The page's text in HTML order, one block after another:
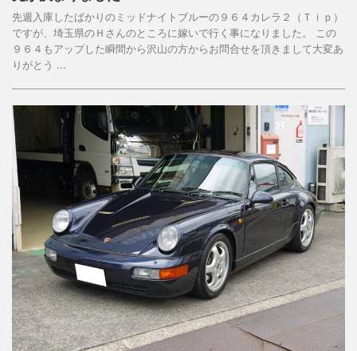
先週入庫したばかりのミッドナイトブルーの９６４カレラ２（Ｔｉｐ）
ですが、埼玉県のＨさんのところに嫁いで行く事になりました。 この
９６４もアップした瞬間から沢山の方からお問合せを頂きまして大変あ
りがとう ...